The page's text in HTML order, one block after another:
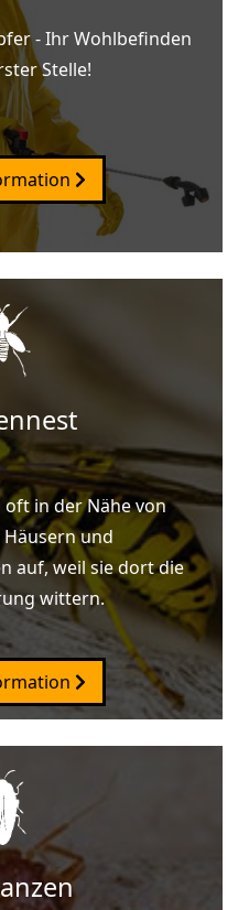
- Ihr Wohlbefinden
Stelle!
in der Nähe von
und
auf, weil sie dort die
wittern.